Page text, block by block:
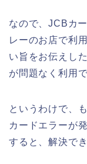
なので、JCBカ
レーのお店で利
い旨をお伝えし
が問題なく利用
というわけで、
カードエラーが
すると、解決で